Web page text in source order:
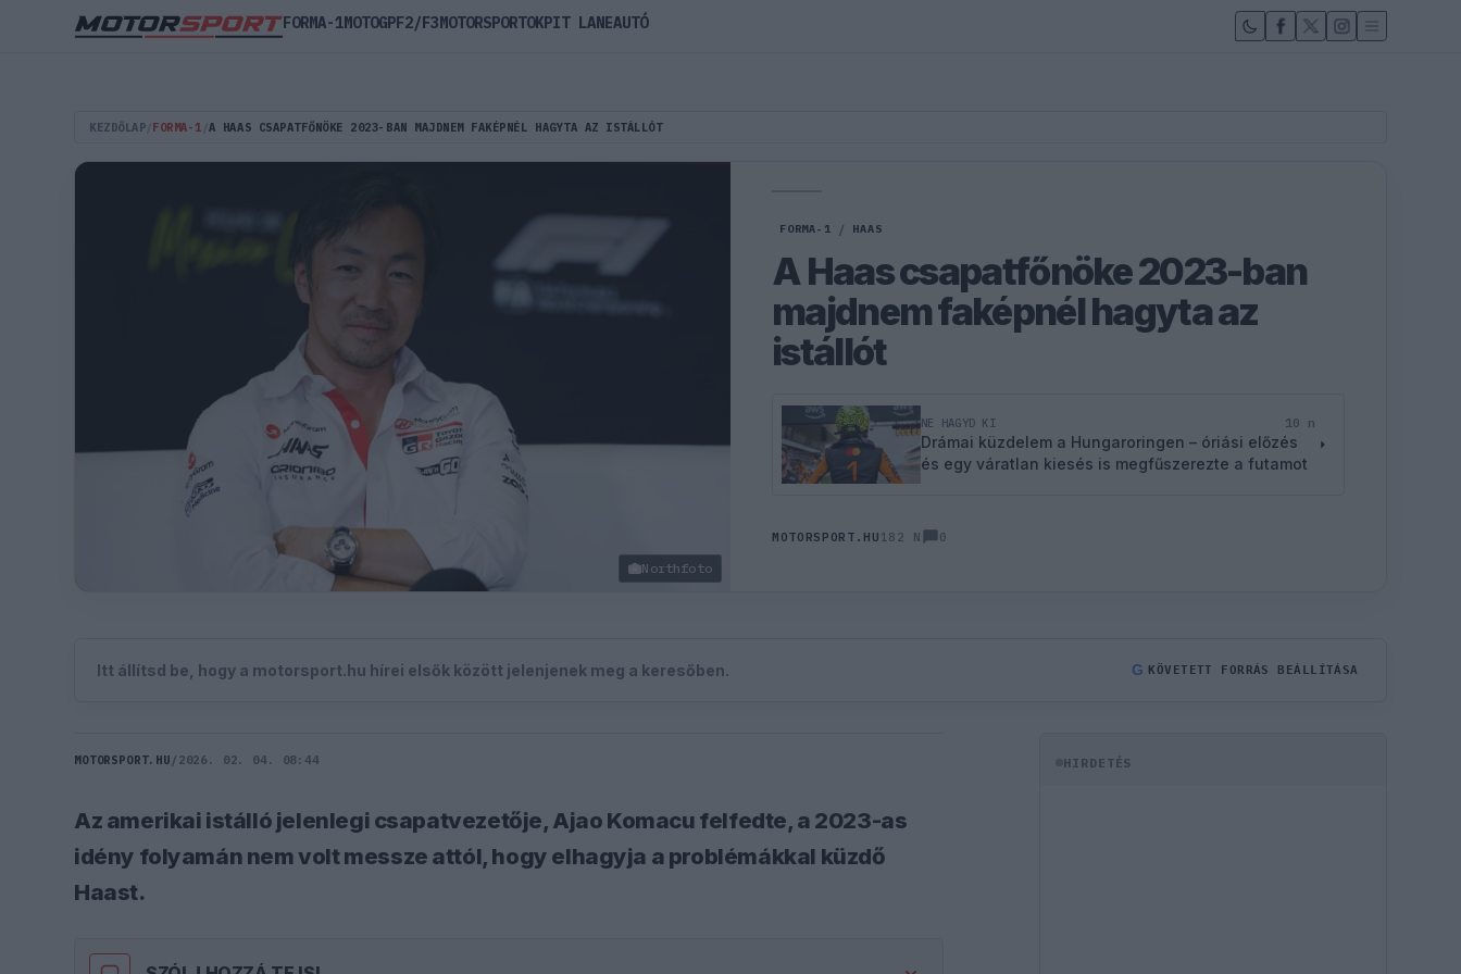
KEZDŐLAP FORMA-1 A HAAS CSAPATFŐNÖKE 2023-BAN MAJDNEM FAKÉPNÉL HAGYTA AZ ISTÁLLÓT
Northfoto
FORMA-1 / HAAS
A Haas csapatfőnöke 2023-ban
majdnem faképnél hagyta az
istállót
NE HAGYD KI 10 n
Drámai küzdelem a Hungaroringen – óriási előzés
és egy váratlan kiesés is megfűszerezte a futamot
MOTORSPORT.HU 182 N 0
Itt állítsd be, hogy a motorsport.hu hírei elsők között jelenjenek meg a keresőben. G KÖVETETT FORRÁS BEÁLLÍTÁSA
MOTORSPORT.HU / 2026. 02. 04. 08:44
Az amerikai istálló jelenlegi csapatvezetője, Ajao Komacu felfedte, a 2023-as
idény folyamán nem volt messze attól, hogy elhagyja a problémákkal küzdő
Haast.
HIRDETÉS
FORMA-1MOTOGPF2/F3MOTORSPORTOKPIT LANEAUTÓ